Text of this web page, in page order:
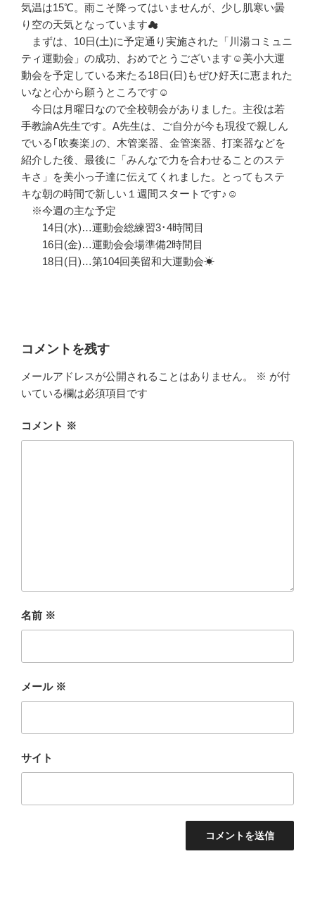
気温は15℃。雨こそ降ってはいませんが、少し肌寒い曇
り空の天気となっています☁
まずは、10日(土)に予定通り実施された「川湯コミュニ
ティ運動会」の成功、おめでとうございます☺美小大運
動会を予定している来たる18日(日)もぜひ好天に恵まれた
いなと心から願うところです☺
今日は月曜日なので全校朝会がありました。主役は若
手教諭A先生です。A先生は、ご自分が今も現役で親しん
でいる｢吹奏楽｣の、木管楽器、金管楽器、打楽器などを
紹介した後、最後に「みんなで力を合わせることのステ
キさ」を美小っ子達に伝えてくれました。とってもステ
キな朝の時間で新しい１週間スタートです♪☺
※今週の主な予定
14日(水)…運動会総練習3･4時間目
16日(金)…運動会会場準備2時間目
18日(日)…第104回美留和大運動会☀
コメントを残す
メールアドレスが公開されることはありません。 ※ が付
いている欄は必須項目です
コメント ※
名前 ※
メール ※
サイト